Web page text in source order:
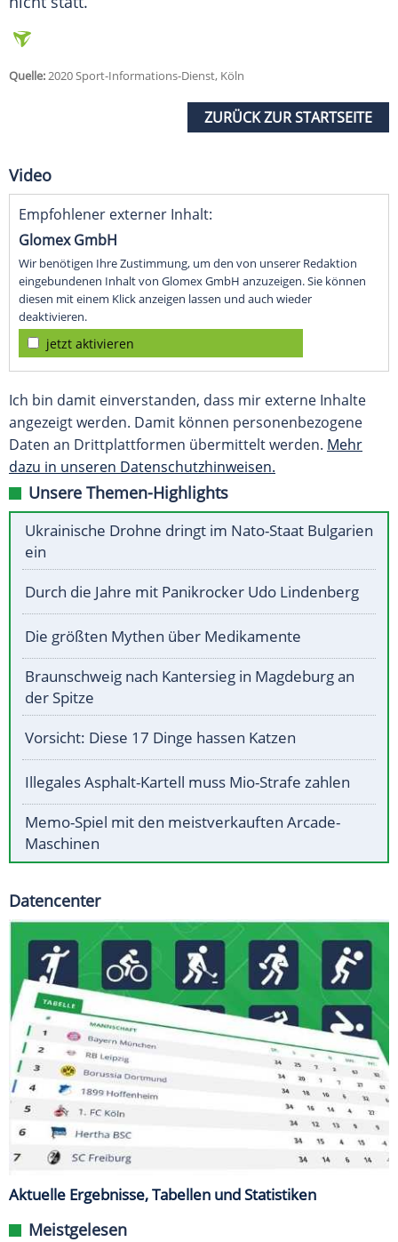
Quelle:2020 Sport-Informations-Dienst, Köln
ZURÜCK ZUR STARTSEITE
Video
Empfohlener externer Inhalt:
Glomex GmbH
Wir benötigen Ihre Zustimmung, um den von unserer Redaktion
eingebundenen Inhalt von Glomex GmbH anzuzeigen. Sie können
diesen mit einem Klick anzeigen lassen und auch wieder
deaktivieren.
jetzt aktivieren
Ich bin damit einverstanden, dass mir externe Inhalte
angezeigt werden. Damit können personenbezogene
Daten an Drittplattformen übermittelt werden. Mehr
dazu in unseren Datenschutzhinweisen.
Unsere Themen-Highlights
Ukrainische Drohne dringt im Nato-Staat Bulgarien
ein
Durch die Jahre mit Panikrocker Udo Lindenberg
Die größten Mythen über Medikamente
Braunschweig nach Kantersieg in Magdeburg an
der Spitze
Vorsicht: Diese 17 Dinge hassen Katzen
Illegales Asphalt-Kartell muss Mio-Strafe zahlen
Memo-Spiel mit den meistverkauften Arcade-
Maschinen
Datencenter
Aktuelle Ergebnisse, Tabellen und Statistiken
Meistgelesen